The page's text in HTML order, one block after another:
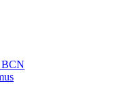
BCN